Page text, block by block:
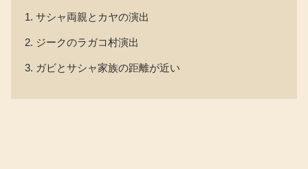
サシャ両親とカヤの演出
ジークのラガコ村演出
ガビとサシャ家族の距離が近い